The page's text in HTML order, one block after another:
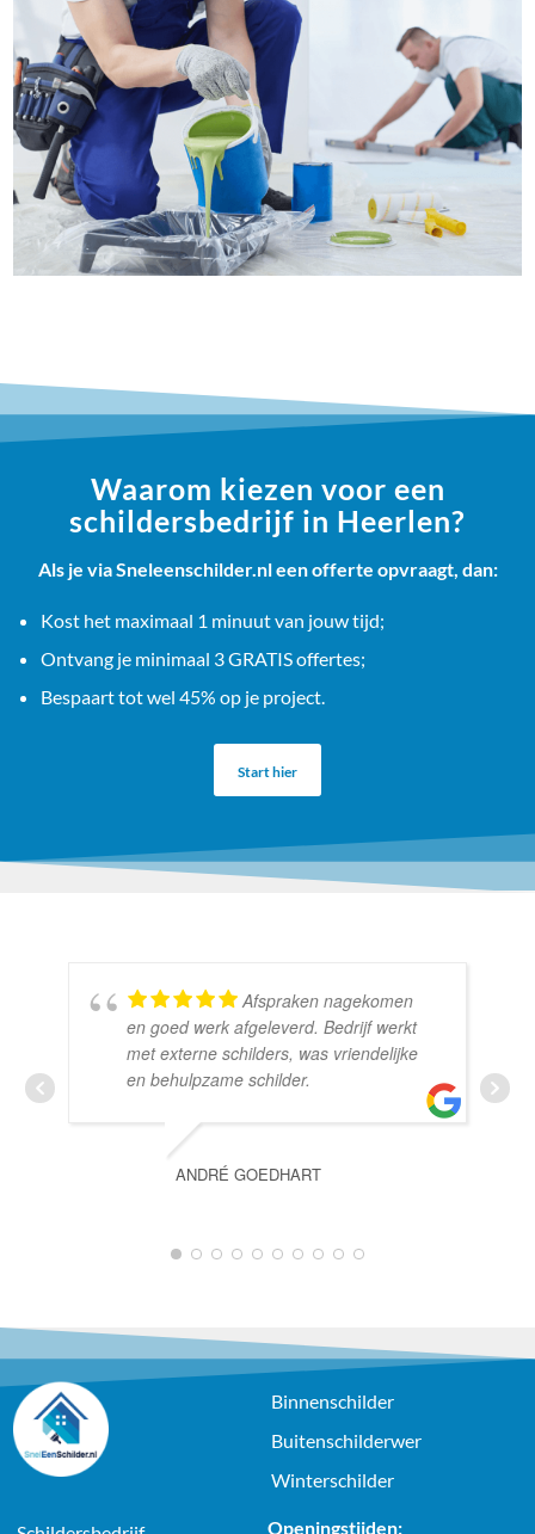
Waarom kiezen voor een
schildersbedrijf in Heerlen?
Als je via Sneleenschilder.nl een offerte opvraagt, dan:
Kost het maximaal 1 minuut van jouw tijd;
Ontvang je minimaal 3 GRATIS offertes;
Bespaart tot wel 45% op je project.
Start hier
Afspraken nagekomen
en goed werk afgeleverd. Bedrijf werkt
met externe schilders, was vriendelijke
en behulpzame schilder.
ANDRÉ GOEDHART
1 2 3 4 5 6 7 8 9 10
Binnenschilder
Buitenschilderwer
Winterschilder
Openingstijden: